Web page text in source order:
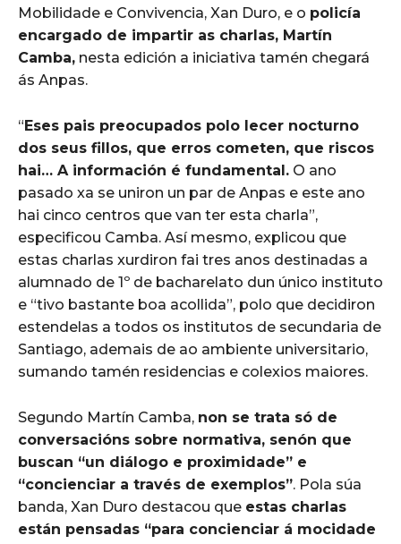
Mobilidade e Convivencia, Xan Duro, e o policía
encargado de impartir as charlas, Martín
Camba, nesta edición a iniciativa tamén chegará
ás Anpas.
“Eses pais preocupados polo lecer nocturno
dos seus fillos, que erros cometen, que riscos
hai… A información é fundamental. O ano
pasado xa se uniron un par de Anpas e este ano
hai cinco centros que van ter esta charla”,
especificou Camba. Así mesmo, explicou que
estas charlas xurdiron fai tres anos destinadas a
alumnado de 1º de bacharelato dun único instituto
e “tivo bastante boa acollida”, polo que decidiron
estendelas a todos os institutos de secundaria de
Santiago, ademais de ao ambiente universitario,
sumando tamén residencias e colexios maiores.
Segundo Martín Camba, non se trata só de
conversacións sobre normativa, senón que
buscan “un diálogo e proximidade” e
“concienciar a través de exemplos”. Pola súa
banda, Xan Duro destacou que estas charlas
están pensadas “para concienciar á mocidade